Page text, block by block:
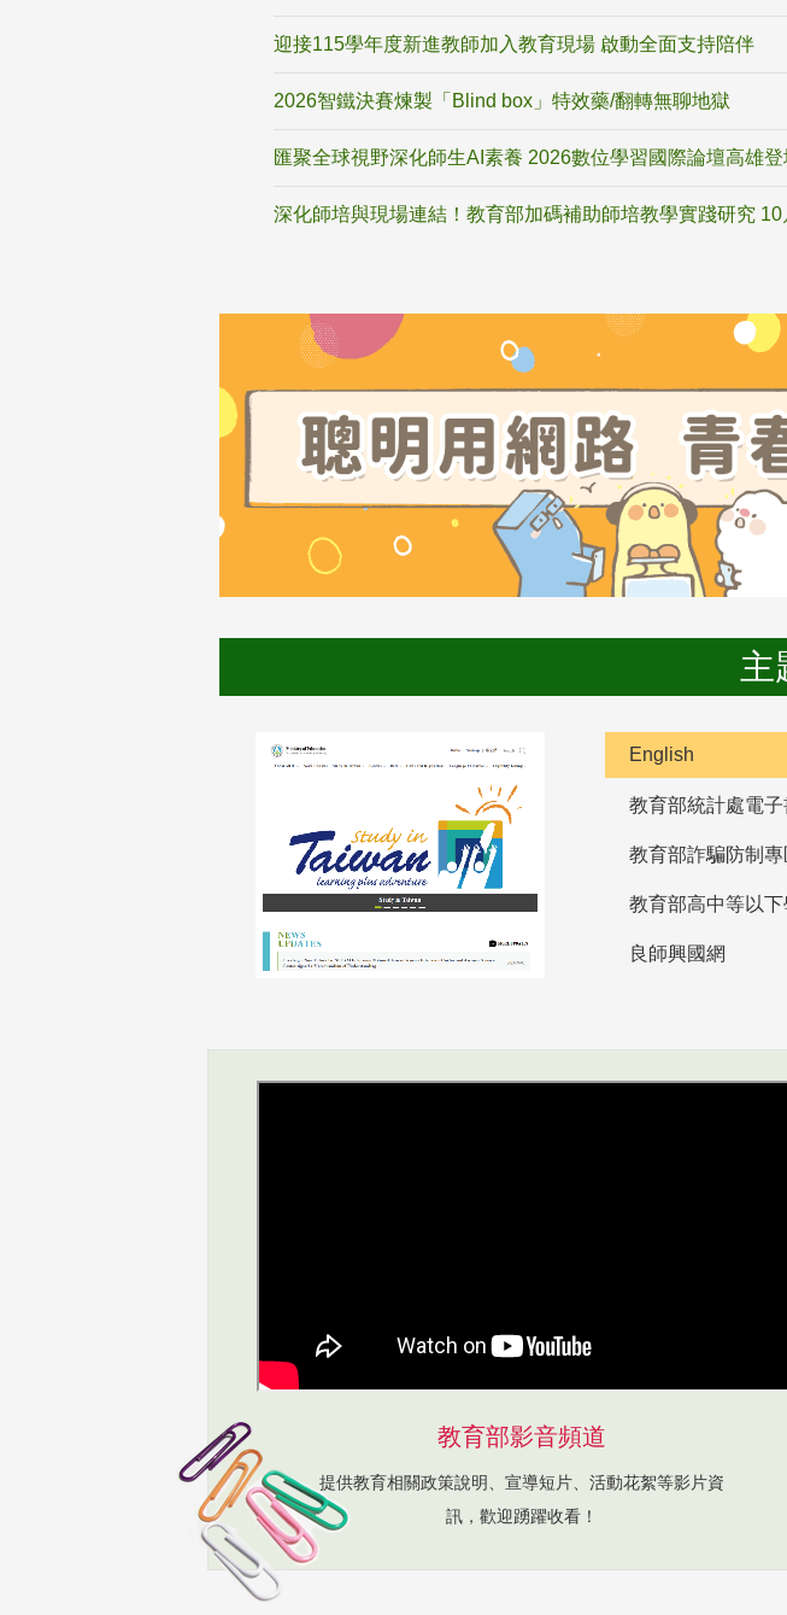
迎接115學年度新進教師加入教育現場 啟動全面支持陪伴
2026智鐵決賽煉製「Blind box」特效藥/翻轉無聊地獄
匯聚全球視野深化師生AI素養 2026數位學習國際論壇高雄登
深化師培與現場連結！教育部加碼補助師培教學實踐研究
主
English
教育部統計處電
教育部詐騙防制專
良師興國網
教育部影音頻道
提供教育相關政策說明、宣導短片、活動花絮等影片資
訊，歡迎踴躍收看！